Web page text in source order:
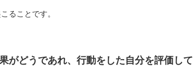
ることです。
がどうであれ、行動をした自分を評価して